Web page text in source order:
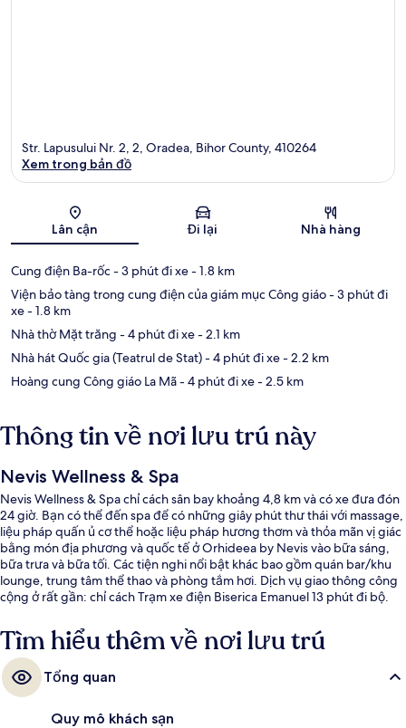
Bản đồ
Str. Lapusului Nr. 2, 2, Oradea, Bihor County, 410264
Xem trong bản đồ
Lân cận Đi lại Nhà hàng
Cung điện Ba-rốc- 3 phút đi xe- 1.8 km
Viện bảo tàng trong cung điện của giám mục Công giáo- 3 phút đi
xe- 1.8 km
Nhà thờ Mặt trăng - 4 phút đi xe- 2.1 km
Nhà hát Quốc gia (Teatrul de Stat)- 4 phút đi xe- 2.2 km
Hoàng cung Công giáo La Mã- 4 phút đi xe- 2.5 km
Thông tin về nơi lưu trú này
Nevis Wellness & Spa
Nevis Wellness & Spa chỉ cách sân bay khoảng 4,8 km và có xe đưa đón
24 giờ. Bạn có thể đến spa để có những giây phút thư thái với massage,
liệu pháp quấn ủ cơ thể hoặc liệu pháp hương thơm và thỏa mãn vị giác
bằng món địa phương và quốc tế ở Orhideea by Nevis vào bữa sáng,
bữa trưa và bữa tối. Các tiện nghi nổi bật khác bao gồm quán bar/khu
lounge, trung tâm thể thao và phòng tắm hơi. Dịch vụ giao thông công
cộng ở rất gần: chỉ cách Trạm xe điện Biserica Emanuel 13 phút đi bộ.
Tìm hiểu thêm về nơi lưu trú
Tổng quan
Quy mô khách sạn